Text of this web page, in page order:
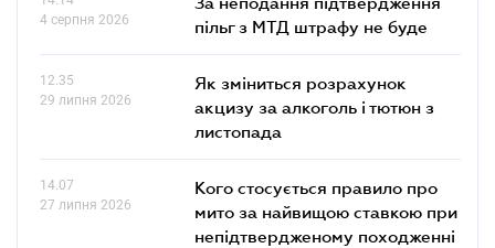
4 серпня 2026
пільг з МТД штрафу не буде
12.35
29 липня 2026
Як зміниться розрахунок
акцизу за алкоголь і тютюн з
листопада
14.07
27 липня 2026
Кого стосується правило про
мито за найвищою ставкою при
непідтвердженому походженні